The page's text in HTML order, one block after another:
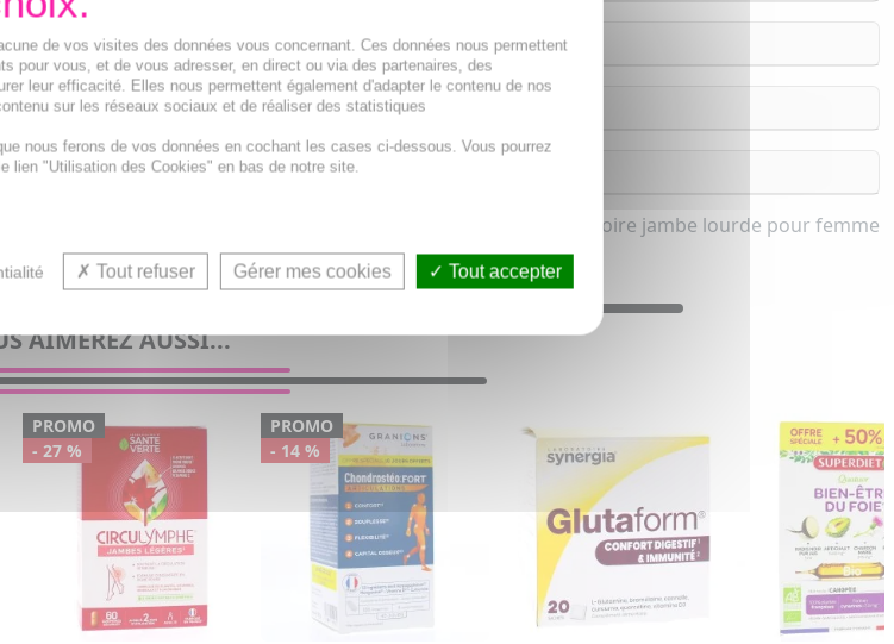
Phytothérapie et Confort Circulatoire jambe lourde pour femme
Tweeter
AIMEREZ AUSSI...
PROMO
- 27 %
PROMO
- 14 %
de vos visites des données vous concernant. Ces données nous permettent
pour vous, et de vous adresser, en direct ou via des partenaires, des
leur efficacité. Elles nous permettent également d'adapter le contenu de nos
sur les réseaux sociaux et de réaliser des statistiques
nous ferons de vos données en cochant les cases ci-dessous. Vous pourrez
lien "Utilisation des Cookies" en bas de notre site.
Tout refuser Gérer mes cookies Tout accepter